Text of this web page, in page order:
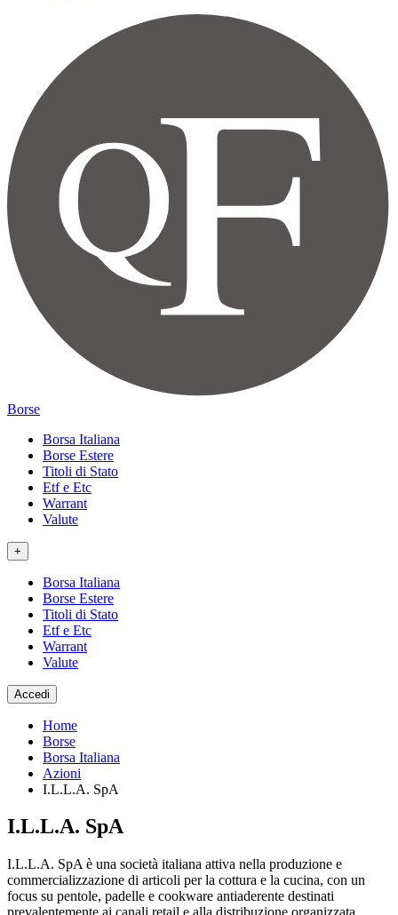
Borse
Borsa Italiana
Borse Estere
Titoli di Stato
Etf e Etc
Warrant
Valute
+
Borsa Italiana
Borse Estere
Titoli di Stato
Etf e Etc
Warrant
Valute
Accedi
Home
Borse
Borsa Italiana
Azioni
I.L.L.A. SpA
I.L.L.A. SpA
I.L.L.A. SpA è una società italiana attiva nella produzione e
commercializzazione di articoli per la cottura e la cucina, con un
focus su pentole, padelle e cookware antiaderente destinati